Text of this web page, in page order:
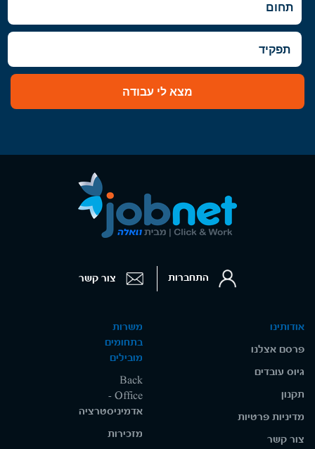
מצא לי עבודה
אודותינו
פרסם אצלנו
גיוס עובדים
תקנון
מדיניות פרטיות
צור קשר
משרות
בתחומים
מובילים
Back
Office -
אדמיניסטרציה
מזכירות